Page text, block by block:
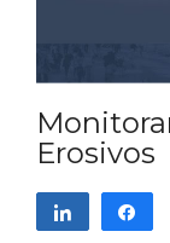
Erosivos